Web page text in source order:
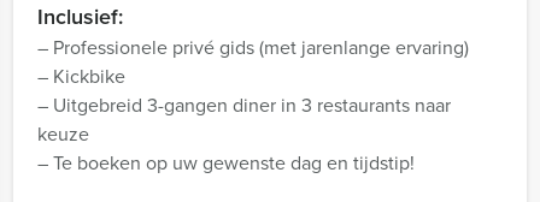
Inclusief:
– Professionele privé gids (met jarenlange ervaring)
– Kickbike
– Uitgebreid 3-gangen diner in 3 restaurants naar
keuze
– Te boeken op uw gewenste dag en tijdstip!